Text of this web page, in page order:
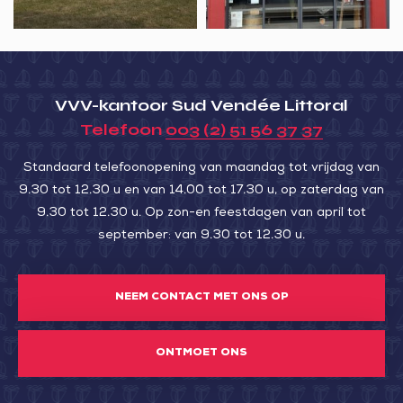
VVV-kantoor Sud Vendée Littoral
Telefoon 003 (2) 51 56 37 37
Standaard telefoonopening van maandag tot vrijdag van
9.30 tot 12.30 u en van 14.00 tot 17.30 u, op zaterdag van
9.30 tot 12.30 u. Op zon-en feestdagen van april tot
september: van 9.30 tot 12.30 u.
NEEM CONTACT MET ONS OP
ONTMOET ONS